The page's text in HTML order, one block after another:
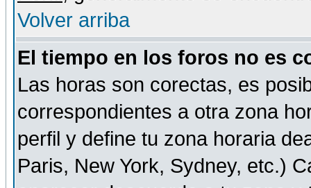
Volver arriba
El tiempo en los foros no es
Las horas son corectas, es
correspondientes a otra zona
perfil y define tu zona horaria
Paris, New York, Sydney, etc.)